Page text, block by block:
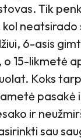
Tik
neatsirado
6-asis
15-likmetė
Koks
pasakė
ir
sau